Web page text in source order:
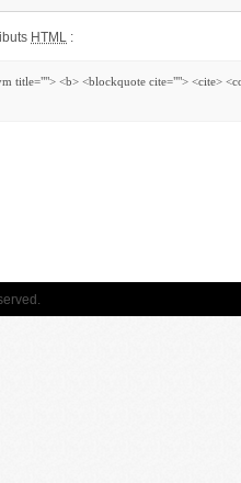
HTML :
title=""> <b> <blockquote cite=""> <cite>